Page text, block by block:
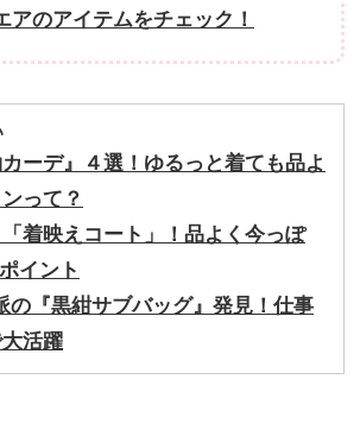
アのアイテムをチェック！
ーデ』４選！ゆるっと着ても品よ
って？
着映えコート」！品よく今っぽ
イント
『黒紺サブバッグ』発見！仕事
活躍